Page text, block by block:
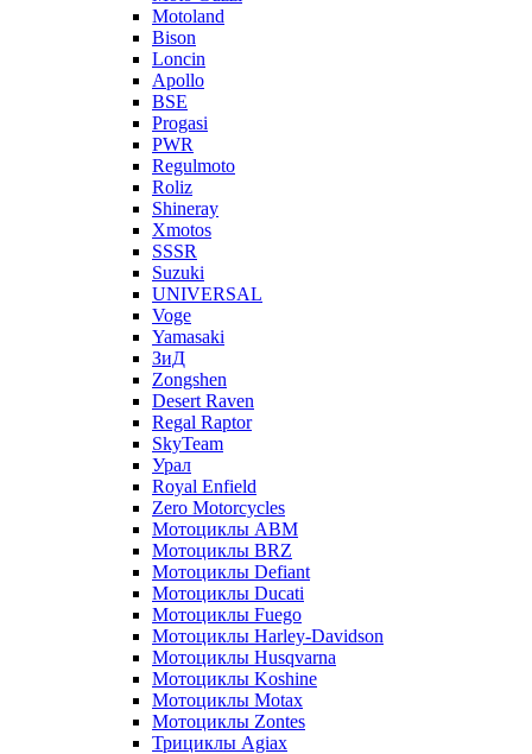
Motoland
Bison
Loncin
Apollo
BSE
Progasi
PWR
Regulmoto
Roliz
Shineray
Xmotos
SSSR
Suzuki
UNIVERSAL
Voge
Yamasaki
ЗиД
Zongshen
Desert Raven
Regal Raptor
SkyTeam
Урал
Royal Enfield
Zero Motorcycles
Мотоциклы ABM
Мотоциклы BRZ
Мотоциклы Defiant
Мотоциклы Ducati
Мотоциклы Fuego
Мотоциклы Harley-Davidson
Мотоциклы Husqvarna
Мотоциклы Koshine
Мотоциклы Motax
Мотоциклы Zontes
Трициклы Agiax